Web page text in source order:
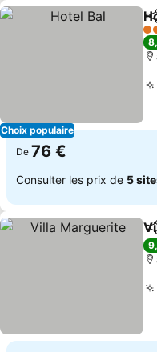
Choix populaire
3
De 76 €
Consulter les prix de 5